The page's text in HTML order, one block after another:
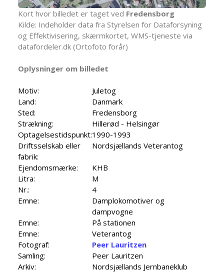
Kort hvor billedet er taget ved Fredensborg
Kilde: Indeholder data fra Styrelsen for Dataforsyning
og Effektivisering, skærmkortet, WMS-tjeneste via
datafordeler.dk (Ortofoto forår)
Oplysninger om billedet
Motiv:
Juletog
Land:
Danmark
Sted:
Fredensborg
Strækning:
Hillerød - Helsingør
Optagelsestidspunkt:1990-1993
Driftsselskab eller
fabrik:
Nordsjællands Veterantog
Ejendomsmærke:
KHB
Litra:
M
Nr.:
4
Emne:
Damplokomotiver og
dampvogne
Emne:
På stationen
Emne:
Veterantog
Fotograf:
Peer Lauritzen
Samling:
Peer Lauritzen
Arkiv:
Nordsjællands Jernbaneklub